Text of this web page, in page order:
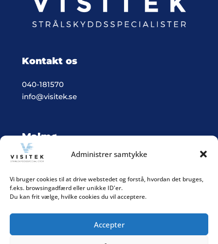
Administrer samtykke
Vi bruger cookies til at drive webstedet og forstå, hvordan det bruges,
f.eks. browsingadfærd eller unikke ID'er.
Du kan frit vælge, hvilke cookies du vil acceptere.
Accepter
Kontakt os
040-181570
info@visitek.se
Malmø
Vision & Teknik System i Malmø
Integritetspolitik